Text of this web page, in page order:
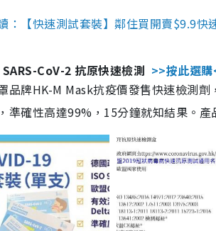
：【快速測試套裝】鄰住買開賣$9.9快
CoV-2 抗原快速檢測 >>按此選購
品牌HK-M Mask抗疫價發售快速檢測
準確性高達99%，15分鐘就知結果。